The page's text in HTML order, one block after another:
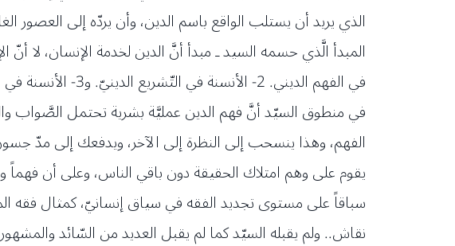
الذي يريد أن يستلب الواقع باسم الدين، وأن يردّه إلى العصور
في الفهم الديني.
في منطوق السيّد أنَّ فهم الدين عمليَّة بشرية تحتمل الصَّواب
الفهم، وهذا ينسحب إلى النظرة إلى الآخر، ويدفعك إلى مدّ
يقوم على وهم امتلاك الحقيقة دون باقي الناس، وعلى أن فهماً
سباقاً على مستوى تجديد الفقه في سياق إنسانيّ، كمثال فقه
نقاش.. ولم يقبله السيّد كما لم يقبل العديد من السّائد